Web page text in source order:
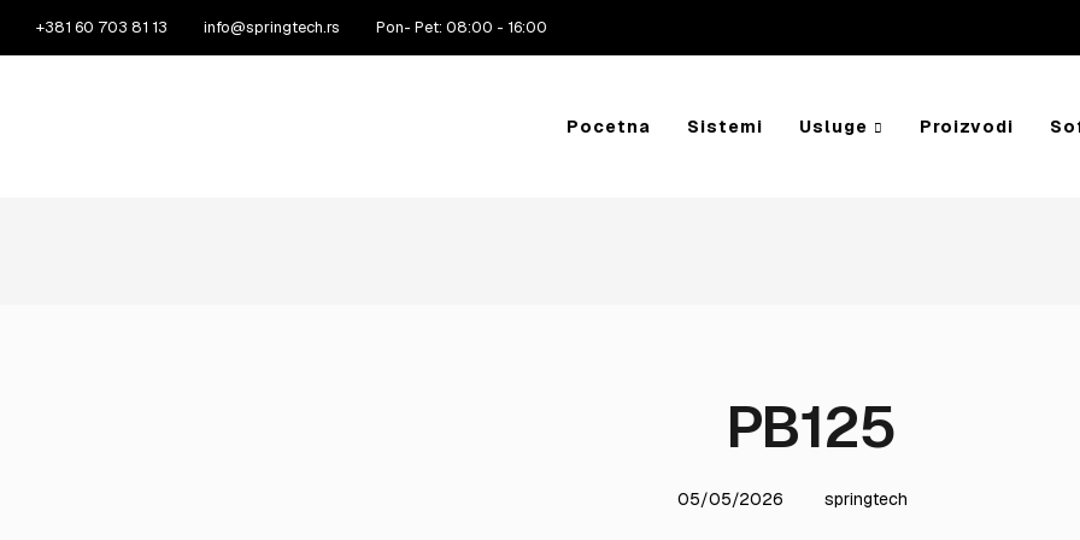
+381 60 703 81 13 info@springtech.rs Pon- Pet: 08:00 - 16:00
Pocetna Sistemi Usluge Proizvodi
PB125
05/05/2026 springtech